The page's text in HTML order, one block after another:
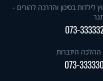
לילדות בסיכון והדרכה להורים -
073-
ההלכה הידברות
073-